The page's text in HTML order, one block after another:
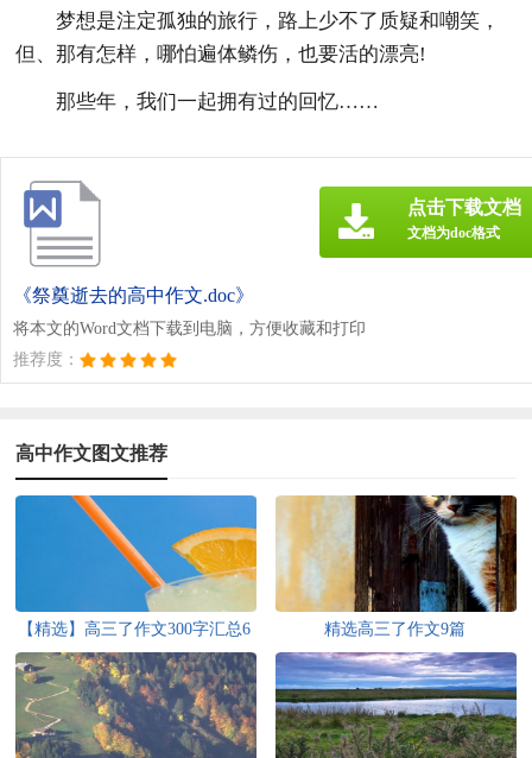
梦想是注定孤独的旅行，路上少不了质疑和嘲笑，
但、那有怎样，哪怕遍体鳞伤，也要活的漂亮!
那些年，我们一起拥有过的回忆……
《祭奠逝去的高中作文.doc》
将本文的Word文档下载到电脑，方便收藏和打印
推荐度：
点击下载文档
文档为doc格式
高中作文图文推荐
【精选】高三了作文300字汇总6
篇
精选高三了作文9篇